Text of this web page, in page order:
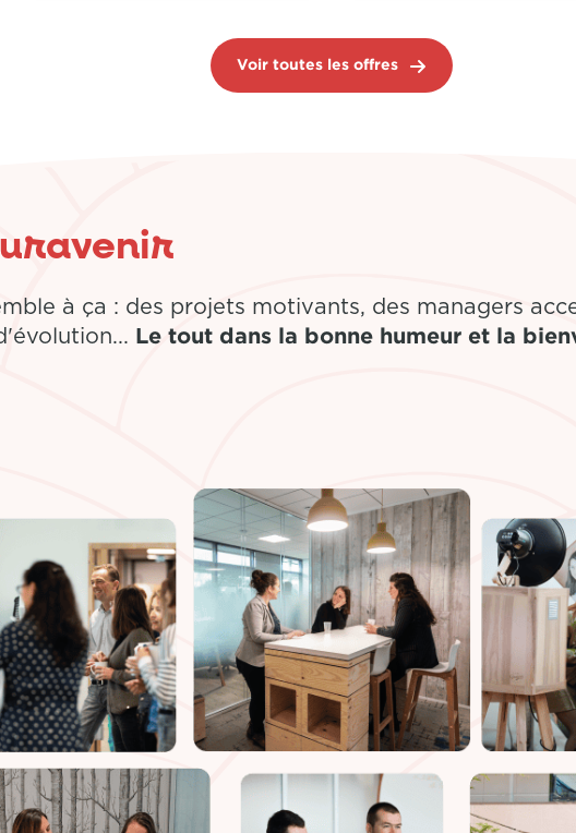
Voir toutes les offres
à ça : des projets motivants, des managers
Le tout dans la bonne humeur et la